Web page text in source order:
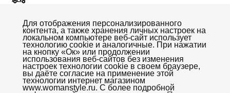
Для отображения персонализированного
контента, а также хранения личных настроек на
локальном компьютере веб-сайт использует
технологию cookie и аналогичные. При нажатии
на кнопку «Oк» или продолжении
использования веб-сайтов без изменения
настроек технологии cookie в своем браузере,
вы даёте согласие на применение этой
технологии интернет магазином
www.womanstyle.ru. С более подробной
Колготки Нижнее белье mia Mia
Платки, шарфы
Бижутерия
Купальники Эротическое белье